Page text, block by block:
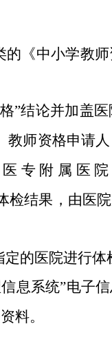
《中小学教
”结论并加盖
师资格申请
医专附属医
检结果，由医院
的医院进行体
息系统”电子
料。